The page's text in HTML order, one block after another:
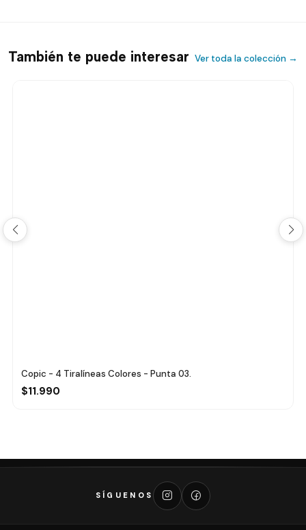
También te puede interesar Ver toda la colección →
Copic - 4 Tiralíneas Colores - Punta 03.
$11.990
SÍGUENOS